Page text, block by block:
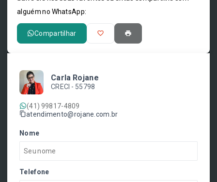
alguém no WhatsApp:
Compartilhar
Carla Rojane
CRECI - 55798
(41) 99817-4809
atendimento@rojane.com.br
Nome
Telefone